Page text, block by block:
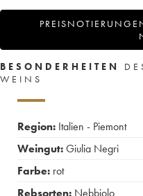
BESONDERHEITEN
WEINS
Region: Italien - Piemont
Weingut:Giulia Negri
Farbe: rot
Rebsorten: Nebbiolo